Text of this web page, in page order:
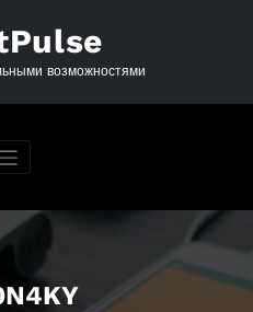
возможностями